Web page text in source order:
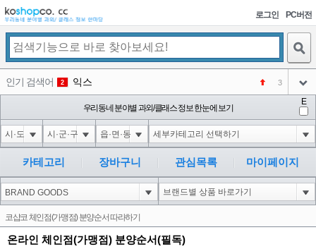
로그인 PC버전
인기 검색어 2 익스 3
미끄럼방지
아이콘
4 대성설렁탕
아이콘
5
아이콘
1
6 강남면옥
아이콘
NEW
코샵
우리동네 분야별 과외/클래스 정보 한눈에 보기
E
카테고리 장바구니 관심목록 마이페이지
코샵코 체인점(가맹점) 분양순서 따라하기
온라인 체인점(가맹점) 분양순서(필독)